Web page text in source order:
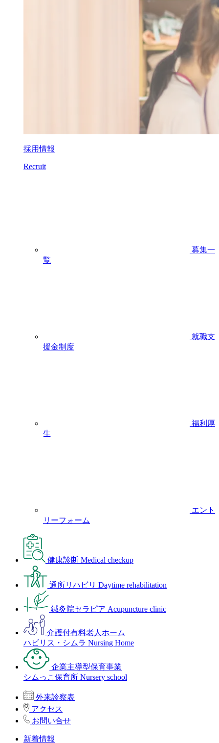
採用情報
Recruit
募集一
覧
就職支
援金制度
福利厚
生
エント
リーフォーム
健康診断 Medical checkup
通所リハビリ Daytime rehabilitation
鍼灸院セラピア Acupuncture clinic
介護付有料老人ホーム
ハビリス・シムラ Nursing Home
企業主導型保育事業
シムっこ保育所 Nursery school
外来診察表
アクセス
お問い合せ
新着情報